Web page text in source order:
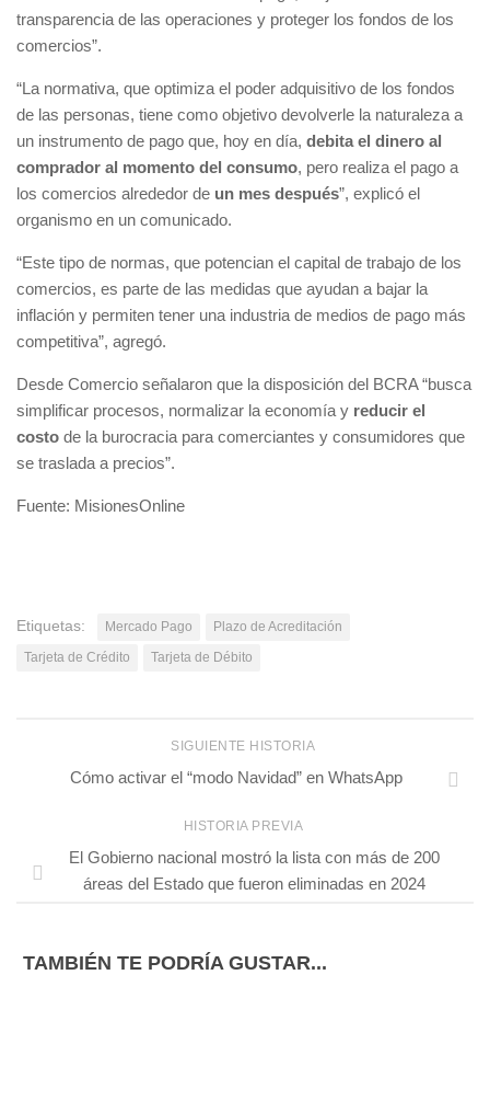
transparencia de las operaciones y proteger los fondos de los
comercios”.
“La normativa, que optimiza el poder adquisitivo de los fondos
de las personas, tiene como objetivo devolverle la naturaleza a
un instrumento de pago que, hoy en día, debita el dinero al
comprador al momento del consumo, pero realiza el pago a
los comercios alrededor de un mes después”, explicó el
organismo en un comunicado.
“Este tipo de normas, que potencian el capital de trabajo de los
comercios, es parte de las medidas que ayudan a bajar la
inflación y permiten tener una industria de medios de pago más
competitiva”, agregó.
Desde Comercio señalaron que la disposición del BCRA “busca
simplificar procesos, normalizar la economía y reducir el
costo de la burocracia para comerciantes y consumidores que
se traslada a precios”.
Fuente: MisionesOnline
Etiquetas: Mercado Pago
Plazo de Acreditación
Tarjeta de Crédito
Tarjeta de Débito
SIGUIENTE HISTORIA
Cómo activar el “modo Navidad” en WhatsApp
HISTORIA PREVIA
El Gobierno nacional mostró la lista con más de 200
áreas del Estado que fueron eliminadas en 2024
TAMBIÉN TE PODRÍA GUSTAR...